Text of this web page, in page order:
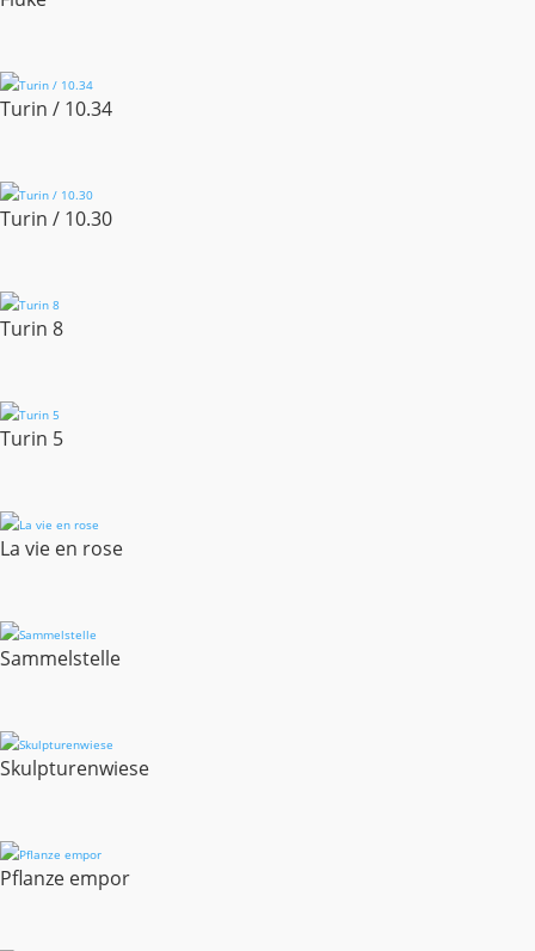
Turin / 10.34
Turin / 10.30
Turin 8
Turin 5
La vie en rose
Sammelstelle
Skulpturenwiese
Pflanze empor